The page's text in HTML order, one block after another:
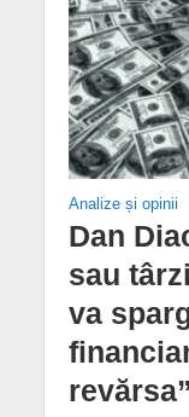
Analize și opinii
Dan
sau
va
revărsa”